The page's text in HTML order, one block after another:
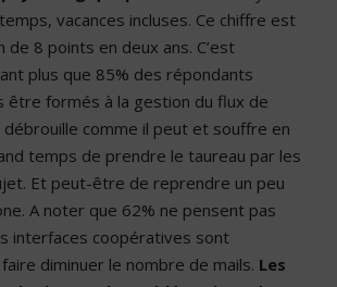
vacances incluses. Ce chiffre est
de 8 points en deux ans. C’est
plus que 85% des répondants
être formés à la gestion du flux de
débrouille comme il peut et souffre en
temps de prendre le taureau par les
Et peut-être de reprendre un peu
A noter que 62% ne pensent pas
interfaces coopératives sont
diminuer le nombre de mails. Les